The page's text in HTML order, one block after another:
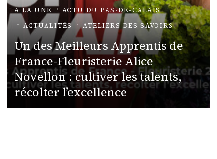
A LA UNE
ACTU DU PAS-DE-CALAIS
ACTUALITÉS
ATELIERS DES SAVOIRS
Un des Meilleurs Apprentis de
France-Fleuristerie Alice
Novellon : cultiver les talents,
récolter l’excellence